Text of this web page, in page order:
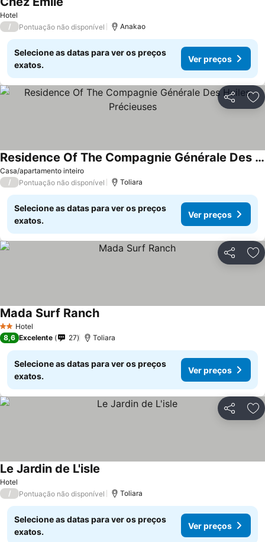
Hotel
/ Pontuação não disponível Anakao
Selecione as datas para ver os preços
exatos.
Ver preços
Partilhar
Casa/apartamento inteiro
Residence Of The Compagnie Générale Des Huiles Précieuses
/ Pontuação não disponível Toliara
Selecione as datas para ver os preços
exatos.
Ver preços
Partilhar
2 Estrelas
Hotel
Mada Surf Ranch
8,6 Excelente 27 Toliara
Selecione as datas para ver os preços
exatos.
Ver preços
Partilhar
Hotel
Le Jardin de L'isle
/ Pontuação não disponível Toliara
Selecione as datas para ver os preços
exatos.
Ver preços